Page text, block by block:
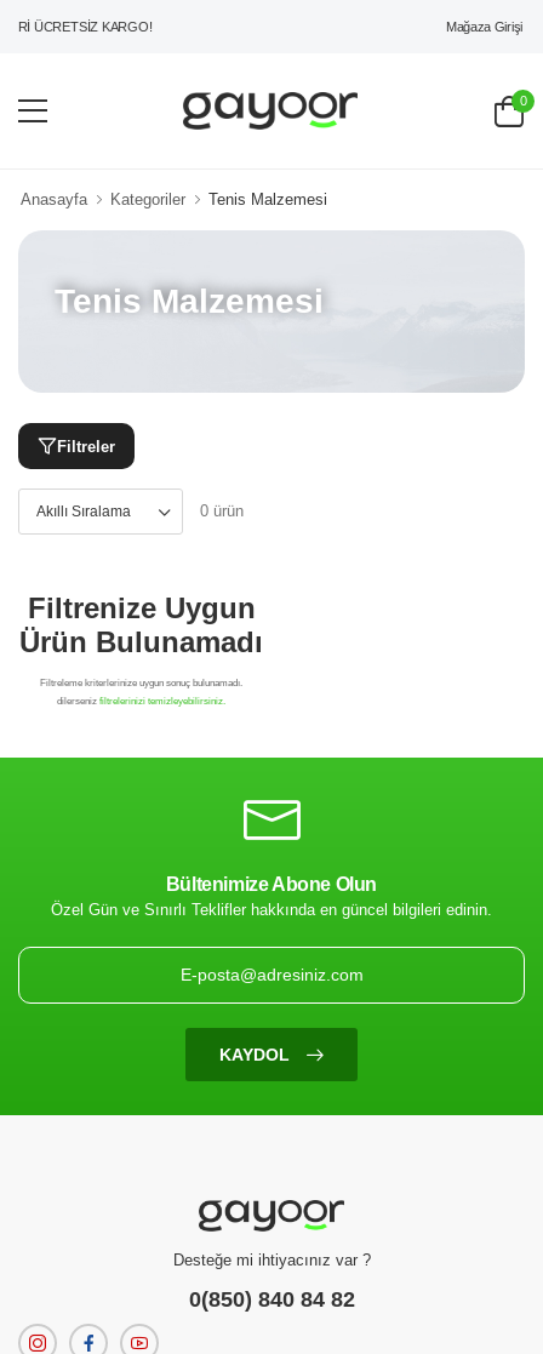
ÜCRETSİZ KARGO! Mağaza Girişi
0
Anasayfa Kategoriler Tenis Malzemesi
Tenis Malzemesi
Filtreler
0 ürün
Filtrenize Uygun
Ürün Bulunamadı
Bültenimize Abone Olun
Özel Gün ve Sınırlı Teklifler hakkında en güncel bilgileri edinin.
KAYDOL
Desteğe mi ihtiyacınız var ?
0(850) 840 84 82